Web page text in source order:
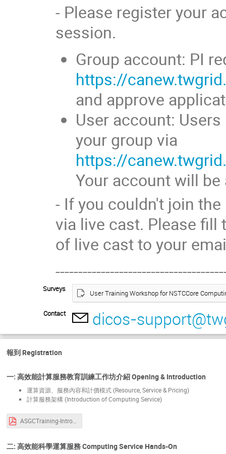
- Please register your
session.
Group account: PI
https://
and approve
User account:
your group via
https://
Your account will
- If you couldn't join
via live cast. Please fill
of live cast to your
Surveys User Training Workshop for NSTCCore
Contact dicos-
報到 Registration
一: 高效能計算服務教育訓練工作坊介紹 Opening & Introduction
運算資源、服務內容和計價模式 (Resource, Service & Pricing)
計算服務架構 (Introduction of Computing Service)
ASGCTraining-Intro-20240626.pdf
二: 高效能科學運算服務 Computing Service Hands-On